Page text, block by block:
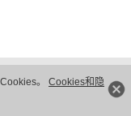
。 Cookies和隐